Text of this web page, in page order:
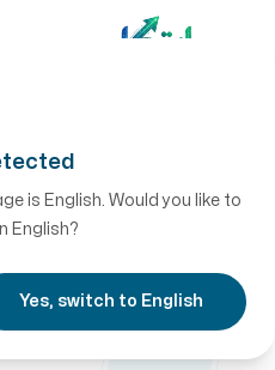
is English. Would you like to
English?
Yes, switch to English
أعمالنا